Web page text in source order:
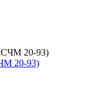
20-93)